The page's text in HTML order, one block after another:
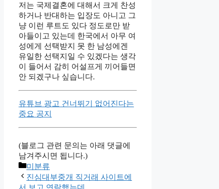
저는 국제결혼에 대해서 크게 찬성
하거나 반대하는 입장도 아니고 그
냥 이런 루트도 있다 정도로만 받
아들이고 있는데 한국에서 아무 여
성에게 선택받지 못 한 남성에겐
유일한 선택지일 수 있겠다는 생각
이 들어서 감히 어설프게 끼어들면
안 되겠구나 싶습니다.
유튜브 광고 건너뛰기 없어진다는
중요 공지
(블로그 관련 문의는 아래 댓글에
남겨주시면 됩니다.)
Categories
미분류
진심대부중개 직거래 사이트에
서 보고 연락했는데